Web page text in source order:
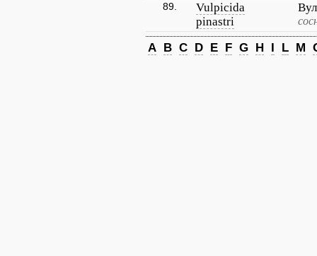
89.
Vulpicida
pinastri
A B C D E F G H I L M